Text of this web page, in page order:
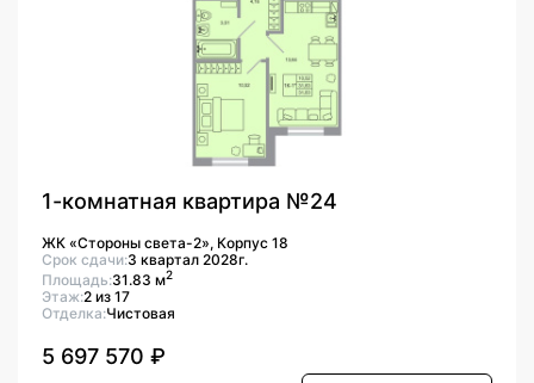
1-комнатная квартира №24
ЖК «Стороны света-2», Корпус 18
Срок сдачи:3 квартал 2028г.
Площадь:31.83 м2
Этаж:2 из 17
Отделка:Чистовая
5 697 570 ₽